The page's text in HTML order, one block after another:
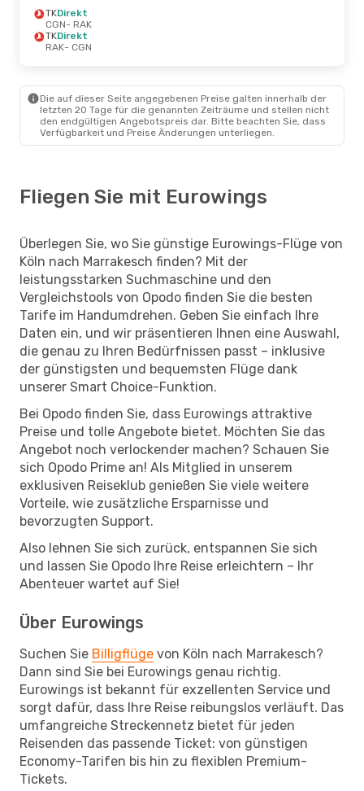
TKDirekt
CGN- RAK
TKDirekt
RAK- CGN
Die auf dieser Seite angegebenen Preise galten innerhalb der
letzten 20 Tage für die genannten Zeiträume und stellen nicht
den endgültigen Angebotspreis dar. Bitte beachten Sie, dass
Verfügbarkeit und Preise Änderungen unterliegen.
Fliegen Sie mit Eurowings
Überlegen Sie, wo Sie günstige Eurowings-Flüge von
Köln nach Marrakesch finden? Mit der
leistungsstarken Suchmaschine und den
Vergleichstools von Opodo finden Sie die besten
Tarife im Handumdrehen. Geben Sie einfach Ihre
Daten ein, und wir präsentieren Ihnen eine Auswahl,
die genau zu Ihren Bedürfnissen passt – inklusive
der günstigsten und bequemsten Flüge dank
unserer Smart Choice-Funktion.
Bei Opodo finden Sie, dass Eurowings attraktive
Preise und tolle Angebote bietet. Möchten Sie das
Angebot noch verlockender machen? Schauen Sie
sich Opodo Prime an! Als Mitglied in unserem
exklusiven Reiseklub genießen Sie viele weitere
Vorteile, wie zusätzliche Ersparnisse und
bevorzugten Support.
Also lehnen Sie sich zurück, entspannen Sie sich
und lassen Sie Opodo Ihre Reise erleichtern – Ihr
Abenteuer wartet auf Sie!
Über Eurowings
Suchen Sie Billigflüge von Köln nach Marrakesch?
Dann sind Sie bei Eurowings genau richtig.
Eurowings ist bekannt für exzellenten Service und
sorgt dafür, dass Ihre Reise reibungslos verläuft. Das
umfangreiche Streckennetz bietet für jeden
Reisenden das passende Ticket: von günstigen
Economy-Tarifen bis hin zu flexiblen Premium-
Tickets.